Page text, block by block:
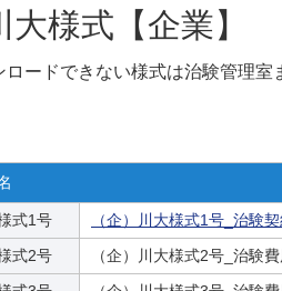
象の方
かかりつけ医を推奨し
患者満足度調査
包括同意のお願い
先進医療
大様式【企業】
ロードできない様式は治験管理室
式1号 （企）川大様式1号_治験
式2号
（企）川大様式2号_治験